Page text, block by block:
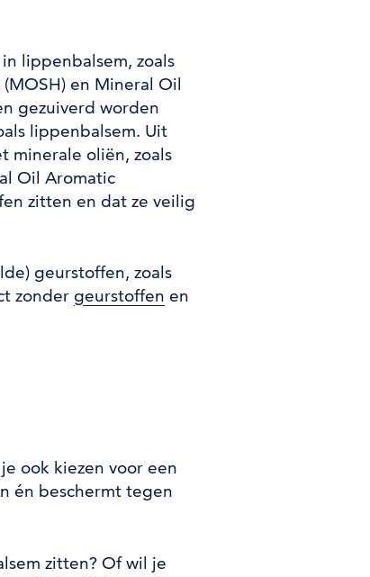
lippenbalsem, zoals
en Mineral Oil
gezuiverd worden
informatie)
lippenbalsem. Uit
minerale oliën, zoals
Oil Aromatic
zitten en dat ze veilig
geurstoffen, zoals
zonder geurstoffen en
ook kiezen voor een
én beschermt tegen
zitten? Of wil je